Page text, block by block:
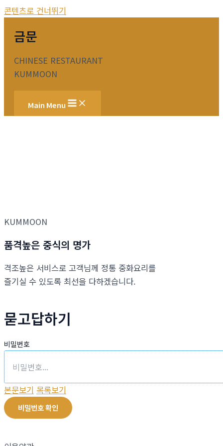
콘텐츠로 건너뛰기
금문
CHINESE RESTAURANT
KUMMOON
Main Menu
KUMMOON
품격높은 중식의 명가
격조높은 서비스로 고객님께 정통 중화요리를
즐기실 수 있도록 최선을 다하겠습니다.
묻고답하기
비밀번호
본문보기 목록보기
비밀번호 확인